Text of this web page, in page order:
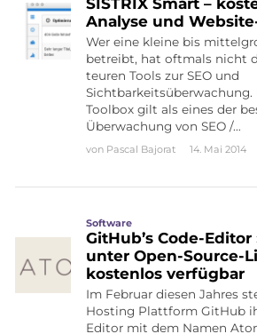
SISTRIX Smart –
Analyse und
Wer eine kleine bis
betreibt, hat oftmals nicht
teuren Tools zur SEO und
Sichtbarkeitsüberwachung.
Toolbox gilt als eines der
Überwachung von SEO /…
von Pascal Bajorat 14. Mai 2014
Software
GitHub’s Code-
unter Open-Source-
kostenlos verfügbar
Im Februar diesen Jahres
Hosting Plattform GitHub
Editor mit dem Namen